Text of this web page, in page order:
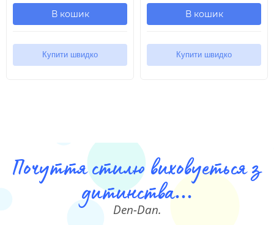
В кошик
Купити швидко
В кошик
Купити швидко
Почуття стилю виховуеться з
дитинства...
Den-Dan.